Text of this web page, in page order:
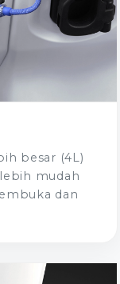
besar (4L)
mudah
dan